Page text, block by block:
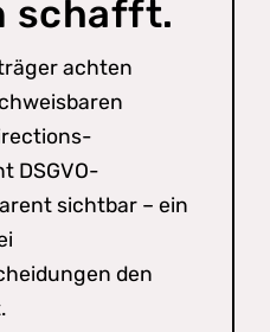
schafft.
achten
DSGVO-
sichtbar – ein
den